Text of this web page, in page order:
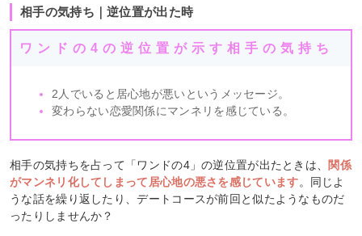
相手の気持ち｜逆位置が出た時
ワンドの4の逆位置が示す相手の気持ち
2人でいると居心地が悪いというメッセージ。
変わらない恋愛関係にマンネリを感じている。
相手の気持ちを占って「ワンドの4」の逆位置が出たときは、 関係
がマンネリ化してしまって居心地の悪さを感じています。同じよ
うな話を繰り返したり、デートコースが前回と似たようなものだ
ったりしませんか？